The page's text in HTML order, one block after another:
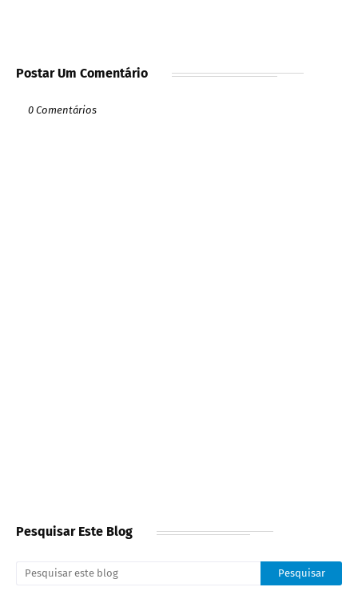
Postar Um Comentário
0 Comentários
Pesquisar Este Blog